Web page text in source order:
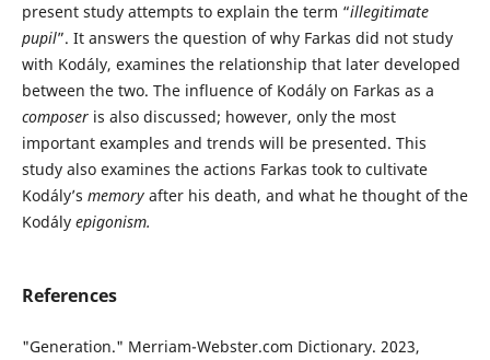
present study attempts to explain the term “illegitimate
pupil”. It answers the question of why Farkas did not study
with Kodály, examines the relationship that later developed
between the two. The influence of Kodály on Farkas as a
composeris also discussed; however, only the most
important examples and trends will be presented. This
study also examines the actions Farkas took to cultivate
Kodály’s memoryafter his death, and what he thought of the
Kodály epigonism.
References
"Generation." Merriam-Webster.com Dictionary. 2023,